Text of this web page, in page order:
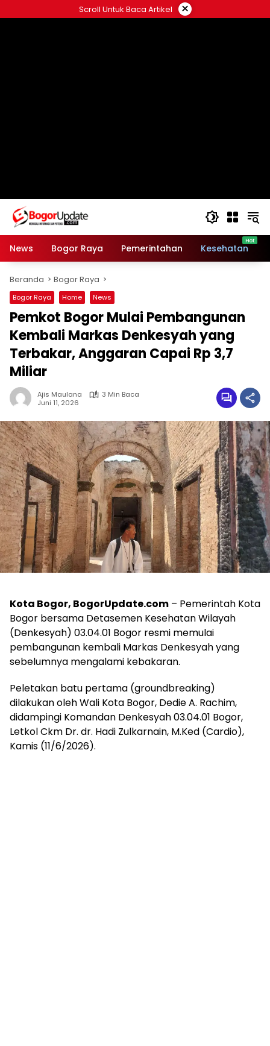
ke
Scroll Untuk Baca Artikel ×
News Bogor Raya Pemerintahan Kesehatan
Beranda Bogor Raya
Bogor Raya Home News
Pemkot Bogor Mulai Pembangunan
Kembali Markas Denkesyah yang
Terbakar, Anggaran Capai Rp 3,7
Miliar
Ajis Maulana
3 Min Baca
Juni 11, 2026
Kota Bogor, BogorUpdate.com – Pemerintah Kota
Bogor bersama Detasemen Kesehatan Wilayah
(Denkesyah) 03.04.01 Bogor resmi memulai
pembangunan kembali Markas Denkesyah yang
sebelumnya mengalami kebakaran.
Peletakan batu pertama (groundbreaking)
dilakukan oleh Wali Kota Bogor, Dedie A. Rachim,
didampingi Komandan Denkesyah 03.04.01 Bogor,
Letkol Ckm Dr. dr. Hadi Zulkarnain, M.Ked (Cardio),
Kamis (11/6/2026).